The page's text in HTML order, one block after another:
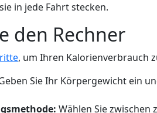
in jede Fahrt stecken.
den Rechner
, um Ihren Kalorienverbrauch
Sie Ihr Körpergewicht ein
Wählen Sie zwischen